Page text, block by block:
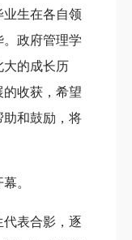
业生在各自领
政府管理学
大的成长历
收获，希望
助和鼓励，将
。
表合影，逐